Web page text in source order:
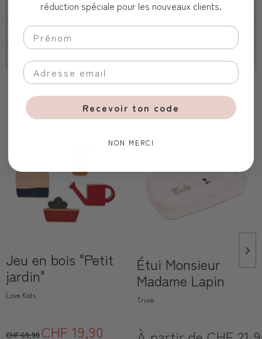
Livraison
FAQs
Vous aimerez aussi
Jeu en bois "Petit
jardin"
Love Kids
CHF 69,90CHF 19,90
Étui Monsieur
Madame Lapin
Trixie
réduction spéciale pour les nouveaux clients.
Recevoir ton code
NON MERCI